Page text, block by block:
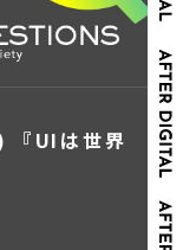
『UIは世界